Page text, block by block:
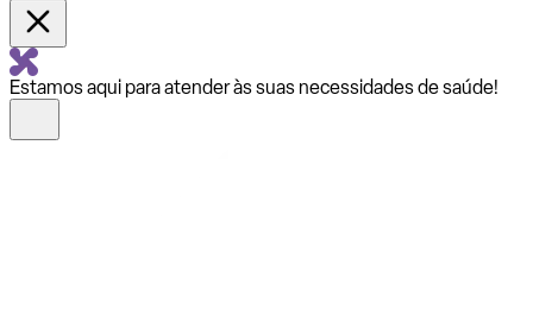
Estamos aqui para atender às suas necessidades de saúde!